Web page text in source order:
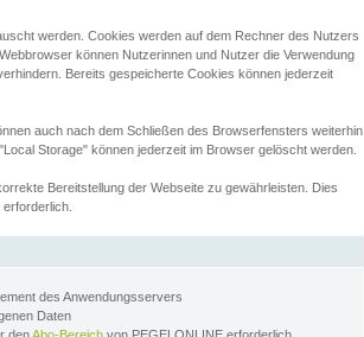
werden. Cookies werden auf dem Rechner des Nutzers
können Nutzerinnen und Nutzer die Verwendung
Bereits gespeicherte Cookies können jederzeit
auch nach dem Schließen des Browserfensters weiterhin
Storage" können jederzeit im Browser gelöscht werden.
Bereitstellung der Webseite zu gewährleisten. Dies
des Anwendungsservers
Daten